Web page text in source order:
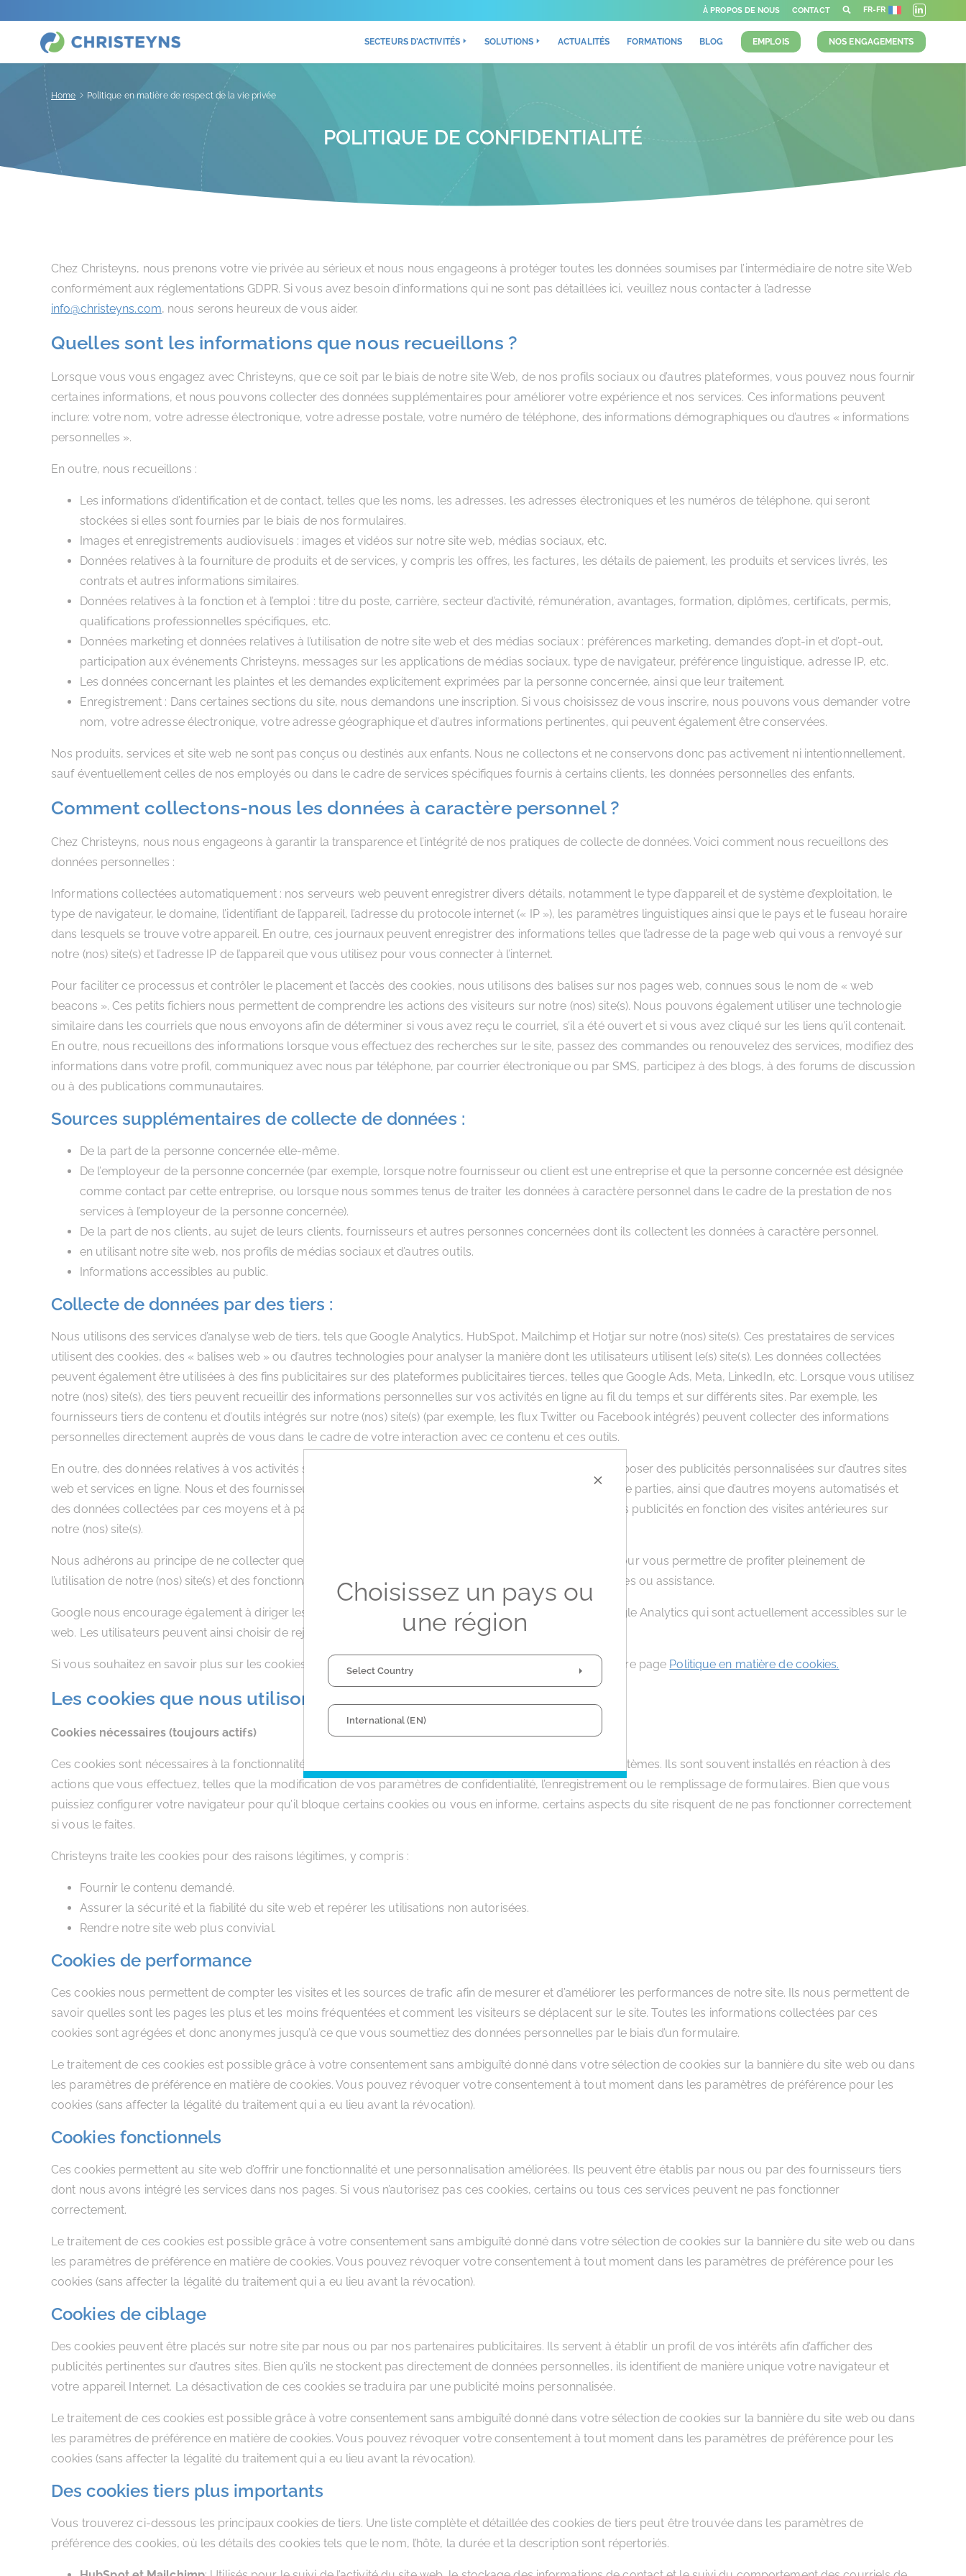
À PROPOS DE NOUS CONTACT FR-FR
SECTEURS D’ACTIVITÉS SOLUTIONS ACTUALITÉS FORMATIONS BLOG EMPLOIS NOS ENGAGEMENTS
Home Politique en matière de respect de la vie privée
POLITIQUE DE CONFIDENTIALITÉ
Chez Christeyns, nous prenons votre vie privée au sérieux et nous nous engageons à protéger toutes les données soumises par l’intermédiaire de notre site Web
conformément aux réglementations GDPR. Si vous avez besoin d’informations qui ne sont pas détaillées ici, veuillez nous contacter à l’adresse
info@christeyns.com, nous serons heureux de vous aider.
Quelles sont les informations que nous recueillons ?
Lorsque vous vous engagez avec Christeyns, que ce soit par le biais de notre site Web, de nos profils sociaux ou d’autres plateformes, vous pouvez nous fournir
certaines informations, et nous pouvons collecter des données supplémentaires pour améliorer votre expérience et nos services. Ces informations peuvent
inclure: votre nom, votre adresse électronique, votre adresse postale, votre numéro de téléphone, des informations démographiques ou d’autres « informations
personnelles ».
En outre, nous recueillons :
Les informations d’identification et de contact, telles que les noms, les adresses, les adresses électroniques et les numéros de téléphone, qui seront
stockées si elles sont fournies par le biais de nos formulaires.
Images et enregistrements audiovisuels : images et vidéos sur notre site web, médias sociaux, etc.
Données relatives à la fourniture de produits et de services, y compris les offres, les factures, les détails de paiement, les produits et services livrés, les
contrats et autres informations similaires.
Données relatives à la fonction et à l’emploi : titre du poste, carrière, secteur d’activité, rémunération, avantages, formation, diplômes, certificats, permis,
qualifications professionnelles spécifiques, etc.
Données marketing et données relatives à l’utilisation de notre site web et des médias sociaux : préférences marketing, demandes d’opt-in et d’opt-out,
participation aux événements Christeyns, messages sur les applications de médias sociaux, type de navigateur, préférence linguistique, adresse IP, etc.
Les données concernant les plaintes et les demandes explicitement exprimées par la personne concernée, ainsi que leur traitement.
Enregistrement : Dans certaines sections du site, nous demandons une inscription. Si vous choisissez de vous inscrire, nous pouvons vous demander votre
nom, votre adresse électronique, votre adresse géographique et d’autres informations pertinentes, qui peuvent également être conservées.
Nos produits, services et site web ne sont pas conçus ou destinés aux enfants. Nous ne collectons et ne conservons donc pas activement ni intentionnellement,
sauf éventuellement celles de nos employés ou dans le cadre de services spécifiques fournis à certains clients, les données personnelles des enfants.
Comment collectons-nous les données à caractère personnel ?
Chez Christeyns, nous nous engageons à garantir la transparence et l’intégrité de nos pratiques de collecte de données. Voici comment nous recueillons des
données personnelles :
Informations collectées automatiquement : nos serveurs web peuvent enregistrer divers détails, notamment le type d’appareil et de système d’exploitation, le
type de navigateur, le domaine, l’identifiant de l’appareil, l’adresse du protocole internet (« IP »), les paramètres linguistiques ainsi que le pays et le fuseau horaire
dans lesquels se trouve votre appareil. En outre, ces journaux peuvent enregistrer des informations telles que l’adresse de la page web qui vous a renvoyé sur
notre (nos) site(s) et l’adresse IP de l’appareil que vous utilisez pour vous connecter à l’internet.
Pour faciliter ce processus et contrôler le placement et l’accès des cookies, nous utilisons des balises sur nos pages web, connues sous le nom de « web
beacons ». Ces petits fichiers nous permettent de comprendre les actions des visiteurs sur notre (nos) site(s). Nous pouvons également utiliser une technologie
similaire dans les courriels que nous envoyons afin de déterminer si vous avez reçu le courriel, s’il a été ouvert et si vous avez cliqué sur les liens qu’il contenait.
En outre, nous recueillons des informations lorsque vous effectuez des recherches sur le site, passez des commandes ou renouvelez des services, modifiez des
informations dans votre profil, communiquez avec nous par téléphone, par courrier électronique ou par SMS, participez à des blogs, à des forums de discussion
ou à des publications communautaires.
Sources supplémentaires de collecte de données :
De la part de la personne concernée elle-même.
De l’employeur de la personne concernée (par exemple, lorsque notre fournisseur ou client est une entreprise et que la personne concernée est désignée
comme contact par cette entreprise, ou lorsque nous sommes tenus de traiter les données à caractère personnel dans le cadre de la prestation de nos
services à l’employeur de la personne concernée).
De la part de nos clients, au sujet de leurs clients, fournisseurs et autres personnes concernées dont ils collectent les données à caractère personnel.
en utilisant notre site web, nos profils de médias sociaux et d’autres outils.
Informations accessibles au public.
Collecte de données par des tiers :
Nous utilisons des services d’analyse web de tiers, tels que Google Analytics, HubSpot, Mailchimp et Hotjar sur notre (nos) site(s). Ces prestataires de services
utilisent des cookies, des « balises web » ou d’autres technologies pour analyser la manière dont les utilisateurs utilisent le(s) site(s). Les données collectées
peuvent également être utilisées à des fins publicitaires sur des plateformes publicitaires tierces, telles que Google Ads, Meta, LinkedIn, etc. Lorsque vous utilisez
notre (nos) site(s), des tiers peuvent recueillir des informations personnelles sur vos activités en ligne au fil du temps et sur différents sites. Par exemple, les
fournisseurs tiers de contenu et d’outils intégrés sur notre (nos) site(s) (par exemple, les flux Twitter ou Facebook intégrés) peuvent collecter des informations
personnelles directement auprès de vous dans le cadre de votre interaction avec ce contenu et ces outils.
En outre, des données relatives à vos activités sur notre (nos) site(s) peuvent être collectées pour vous proposer des publicités personnalisées sur d’autres sites
web et services en ligne. Nous et des fournisseurs tiers pouvons utiliser des cookies de première et de tierce parties, ainsi que d’autres moyens automatisés et
des données collectées par ces moyens et à partir d’autres sources, pour informer, optimiser et diffuser des publicités en fonction des visites antérieures sur
notre (nos) site(s).
Nous adhérons au principe de ne collecter que les informations personnelles nécessaires ou pertinentes pour vous permettre de profiter pleinement de
l’utilisation de notre (nos) site(s) et des fonctionnalités associées et pour la fourniture de nos produits, services ou assistance.
Google nous encourage également à diriger les consommateurs vers les options de désactivation de Google Analytics qui sont actuellement accessibles sur le
web. Les utilisateurs peuvent ainsi choisir de rejeter tous les cookies de suivi.
Si vous souhaitez en savoir plus sur les cookies, vous trouverez des informations complémentaires sur notre page Politique en matière de cookies.
Les cookies que nous utilisons
Cookies nécessaires (toujours actifs)
Ces cookies sont nécessaires à la fonctionnalité du site web et ne peuvent pas être désactivés dans nos systèmes. Ils sont souvent installés en réaction à des
actions que vous effectuez, telles que la modification de vos paramètres de confidentialité, l’enregistrement ou le remplissage de formulaires. Bien que vous
puissiez configurer votre navigateur pour qu’il bloque certains cookies ou vous en informe, certains aspects du site risquent de ne pas fonctionner correctement
si vous le faites.
Christeyns traite les cookies pour des raisons légitimes, y compris :
Fournir le contenu demandé.
Assurer la sécurité et la fiabilité du site web et repérer les utilisations non autorisées.
Rendre notre site web plus convivial.
Cookies de performance
Ces cookies nous permettent de compter les visites et les sources de trafic afin de mesurer et d’améliorer les performances de notre site. Ils nous permettent de
savoir quelles sont les pages les plus et les moins fréquentées et comment les visiteurs se déplacent sur le site. Toutes les informations collectées par ces
cookies sont agrégées et donc anonymes jusqu’à ce que vous soumettiez des données personnelles par le biais d’un formulaire.
Le traitement de ces cookies est possible grâce à votre consentement sans ambiguïté donné dans votre sélection de cookies sur la bannière du site web ou dans
les paramètres de préférence en matière de cookies. Vous pouvez révoquer votre consentement à tout moment dans les paramètres de préférence pour les
cookies (sans affecter la légalité du traitement qui a eu lieu avant la révocation).
Cookies fonctionnels
Ces cookies permettent au site web d’offrir une fonctionnalité et une personnalisation améliorées. Ils peuvent être établis par nous ou par des fournisseurs tiers
dont nous avons intégré les services dans nos pages. Si vous n’autorisez pas ces cookies, certains ou tous ces services peuvent ne pas fonctionner
correctement.
Le traitement de ces cookies est possible grâce à votre consentement sans ambiguïté donné dans votre sélection de cookies sur la bannière du site web ou dans
les paramètres de préférence en matière de cookies. Vous pouvez révoquer votre consentement à tout moment dans les paramètres de préférence pour les
cookies (sans affecter la légalité du traitement qui a eu lieu avant la révocation).
Cookies de ciblage
Des cookies peuvent être placés sur notre site par nous ou par nos partenaires publicitaires. Ils servent à établir un profil de vos intérêts afin d’afficher des
publicités pertinentes sur d’autres sites. Bien qu’ils ne stockent pas directement de données personnelles, ils identifient de manière unique votre navigateur et
votre appareil Internet. La désactivation de ces cookies se traduira par une publicité moins personnalisée.
Le traitement de ces cookies est possible grâce à votre consentement sans ambiguïté donné dans votre sélection de cookies sur la bannière du site web ou dans
les paramètres de préférence en matière de cookies. Vous pouvez révoquer votre consentement à tout moment dans les paramètres de préférence pour les
cookies (sans affecter la légalité du traitement qui a eu lieu avant la révocation).
Des cookies tiers plus importants
Vous trouverez ci-dessous les principaux cookies de tiers. Une liste complète et détaillée des cookies de tiers peut être trouvée dans les paramètres de
préférence des cookies, où les détails des cookies tels que le nom, l’hôte, la durée et la description sont répertoriés.
×
Choisissez un pays ou
une région
Select Country
International (EN)